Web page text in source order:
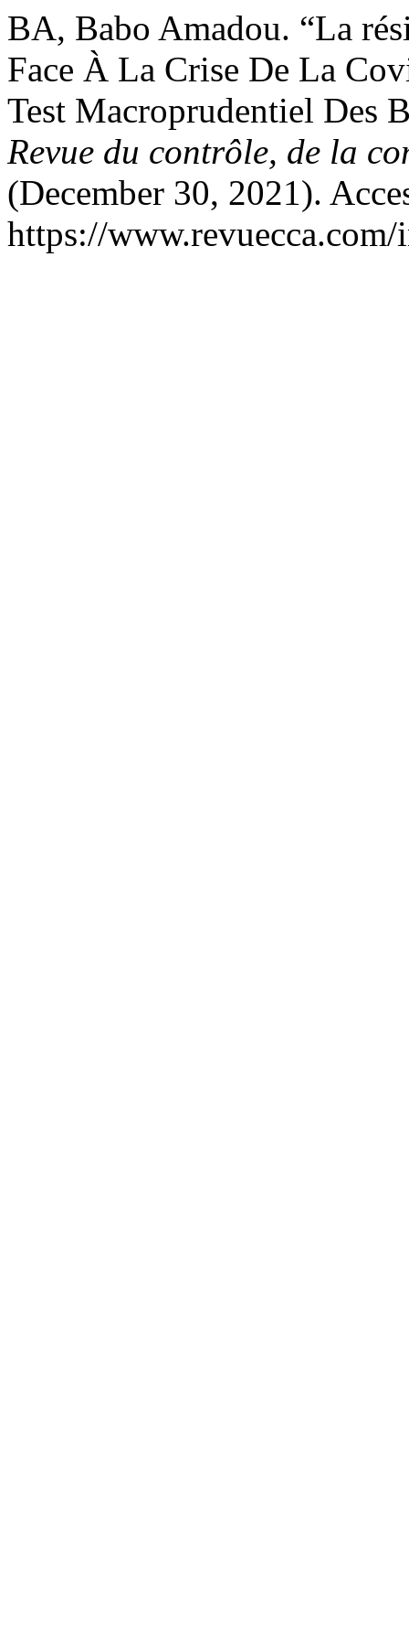
BA, Babo Amadou. “La
Face À La Crise De La
Test Macroprudentiel Des
Revue du contrôle, de la
(December 30, 2021).
https://